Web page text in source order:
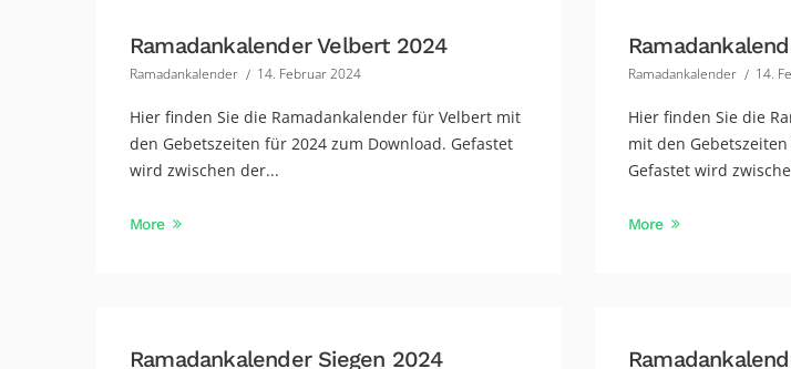
Ramadankalender Velbert 2024
Ramadankalender 14. Februar 2024
Hier finden Sie die Ramadankalender für Velbert mit
den Gebetszeiten für 2024 zum Download. Gefastet
wird zwischen der...
More
Ramadankalender 14.
Hier finden Sie die
mit den
Gefastet wird
More
Ramadankalender Siegen 2024